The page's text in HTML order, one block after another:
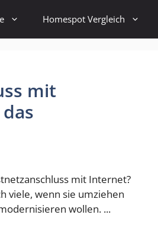
Homespot Vergleich
mit
mit Internet?
viele, wenn sie umziehen
wollen. ...